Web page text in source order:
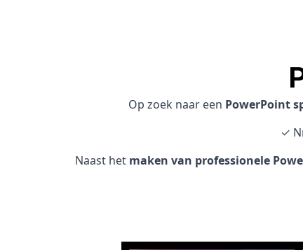
Op zoek naar een PowerPoint
✓
Naast het maken van professionele